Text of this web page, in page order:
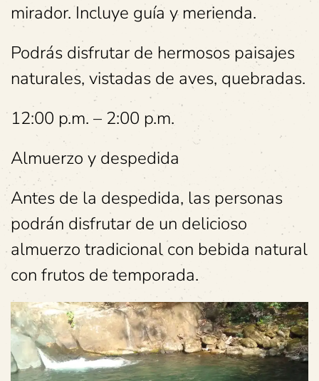
mirador. Incluye guía y merienda.
Podrás disfrutar de hermosos paisajes
naturales, vistadas de aves, quebradas.
12:00 p.m. – 2:00 p.m.
Almuerzo y despedida
Antes de la despedida, las personas
podrán disfrutar de un delicioso
almuerzo tradicional con bebida natural
con frutos de temporada.